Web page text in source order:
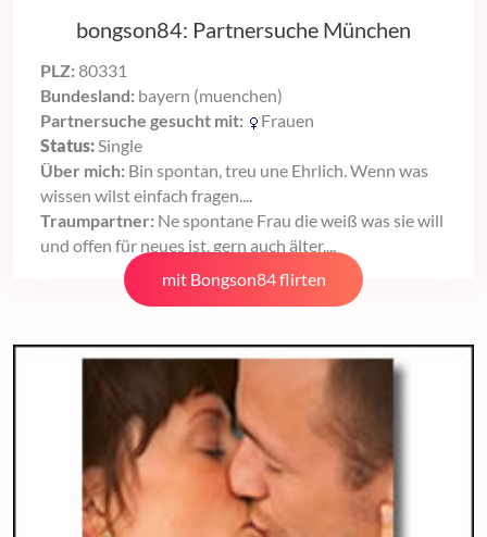
bongson84: Partnersuche München
PLZ: 80331
Bundesland: bayern (muenchen)
Partnersuche gesucht mit:
Frauen
Status:Single
Über mich: Bin spontan, treu une Ehrlich. Wenn was
wissen wilst einfach fragen....
Traumpartner: Ne spontane Frau die weiß was sie will
und offen für neues ist, gern auch älter....
mit Bongson84 flirten